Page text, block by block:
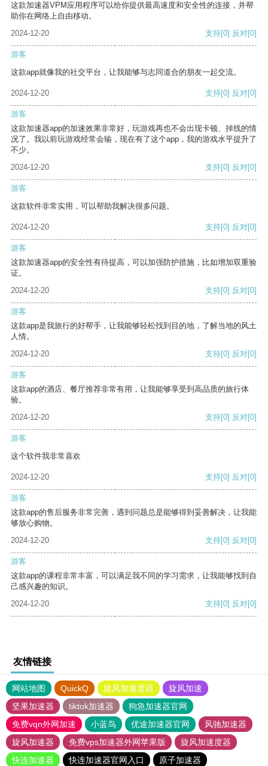
这款加速器VPM应用程序可以给你提供最高速度和安全性的连接，并帮
助你在网络上自由移动。
2024-12-20
支持[0] 反对[0]
游客
这款app就像我的社交平台，让我能够与志同道合的朋友一起交流。
2024-12-20 支持[0] 反对[0]
游客
这款加速器app的加速效果非常好，玩游戏再也不会出现卡顿、掉线的情
况了。我以前玩游戏经常会输，现在有了这个app，我的游戏水平提升了
不少。
2024-12-20
支持[0] 反对[0]
游客
这款软件非常实用，可以帮助我解决很多问题。
2024-12-20 支持[0] 反对[0]
游客
这款加速器app的安全性有待提高，可以加强防护措施，比如增加双重验
证。
2024-12-20
支持[0] 反对[0]
游客
这款app是我旅行的好帮手，让我能够轻松找到目的地，了解当地的风土
人情。
2024-12-20
支持[0] 反对[0]
游客
这款app的酒店、餐厅推荐非常有用，让我能够享受到高品质的旅行体
验。
2024-12-20
支持[0] 反对[0]
游客
这个软件我非常喜欢
2024-12-20 支持[0] 反对[0]
游客
这款app的售后服务非常完善，遇到问题总是能够得到妥善解决，让我能
够放心购物。
2024-12-20
支持[0] 反对[0]
游客
这款app的课程非常丰富，可以满足我不同的学习需求，让我能够找到自
己感兴趣的知识。
2024-12-20
支持[0] 反对[0]
友情链接
网站地图 QuickQ 旋风加速度器
旋风加速
坚果加速器
tiktok加速器
狗急加速器官网
免费vqn外网加速
小蓝鸟 优途加速器官网
风驰加速器
旋风加速器
免费vps加速器外网苹果版
旋风加速度器
快连加速器
快连加速器官网入口 原子加速器